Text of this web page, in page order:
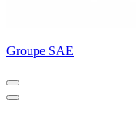
Groupe SAE
Menu
de
Menu